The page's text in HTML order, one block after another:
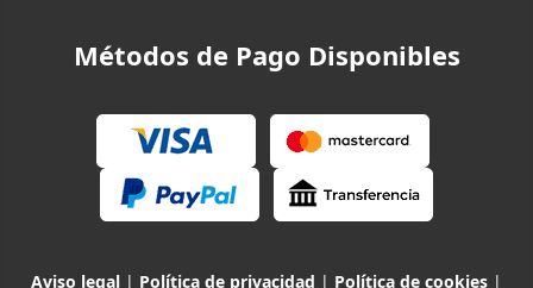
Métodos de Pago Disponibles
Aviso legal | Política de privacidad | Política de cookies |